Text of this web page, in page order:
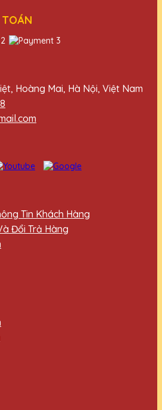
Hoàng Mai, Hà Nội, Việt Nam
Tin Khách Hàng
Đổi Trả Hàng